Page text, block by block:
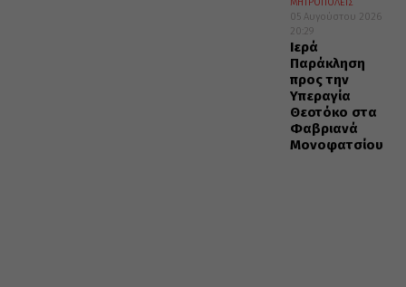
05 Αυγούστου 2026
20:29
Ιερά
Παράκληση
προς την
Υπεραγία
Θεοτόκο στα
Φαβριανά
Μονοφατσίου